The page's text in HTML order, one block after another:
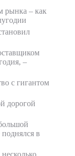
рынка – как
–
с гигантом
дорогой
в